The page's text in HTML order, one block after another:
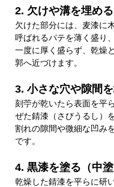
2. 欠けや溝を埋める
欠けた部分には、麦漆に
呼ばれるパテを薄く盛り
一度に厚く盛らず、乾燥
郭へ近づけます。
3. 小さな穴や隙間
刻苧が乾いたら表面を平
ぜた錆漆（さびうるし）
割れの隙間や微細な凹み
です。
4. 黒漆を塗る（中塗
乾燥した錆漆を平らに研